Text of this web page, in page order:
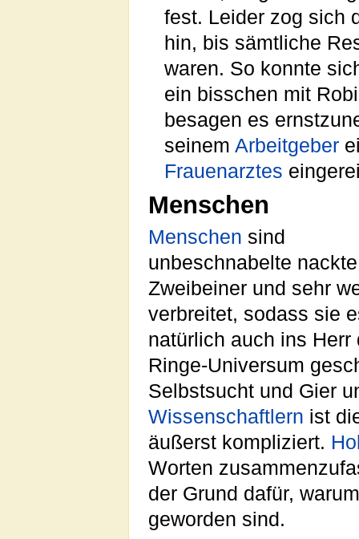
fest. Leider zog sich
hin, bis sämtliche
waren. So konnte
ein bisschen mit
besagen es
seinemArbeitgeber
Frauenarztes
Menschen
Menschen sind
unbeschnabelte nackte
Zweibeiner und sehr
verbreitet, sodass sie
natürlich auch ins Herr
Ringe-Universum
Selbstsucht und Gier
Wissenschaftlern ist
äußerst kompliziert.
Worten
der Grund dafür,
geworden sind.